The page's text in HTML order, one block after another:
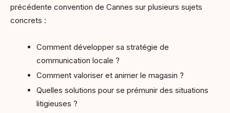
précédente convention de Cannes sur plusieurs sujets
concrets :
Comment développer sa stratégie de
communication locale ?
Comment valoriser et animer le magasin ?
Quelles solutions pour se prémunir des situations
litigieuses ?